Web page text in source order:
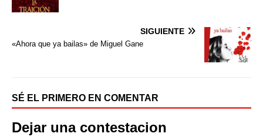
b
k
t
i
SIGUIENTE
«Ahora que ya bailas» de Miguel Gane
SÉ EL PRIMERO EN COMENTAR
Dejar una contestacion